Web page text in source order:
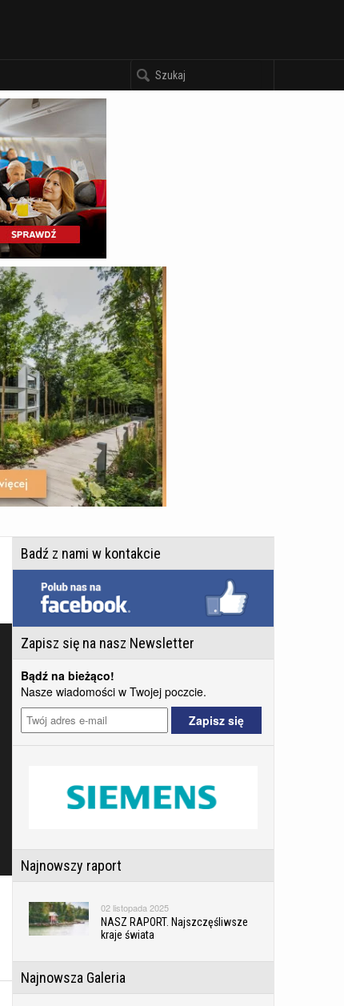
Badź z nami w kontakcie
Zapisz się na nasz Newsletter
Bądź na bieżąco!
Nasze wiadomości w Twojej poczcie.
Najnowszy raport
02 listopada 2025
NASZ RAPORT. Najszczęśliwsze
kraje świata
Najnowsza Galeria